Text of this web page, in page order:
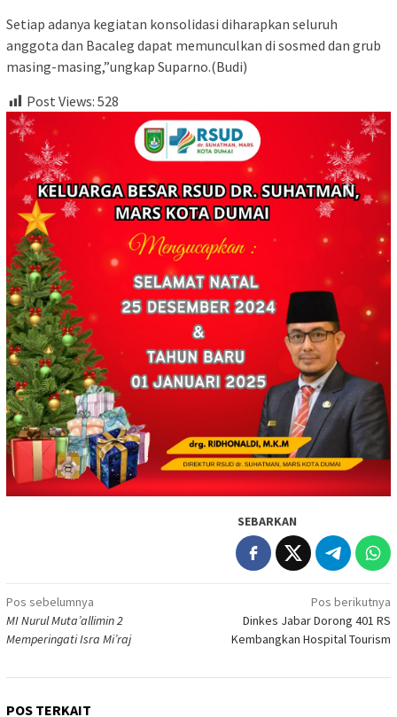
Setiap adanya kegiatan konsolidasi diharapkan seluruh
anggota dan Bacaleg dapat memunculkan di sosmed dan grub
masing-masing,”ungkap Suparno.(Budi)
Post Views: 528
SEBARKAN
Navigasi
pos
Pos sebelumnya
MI Nurul Muta’allimin 2
Memperingati Isra Mi’raj
Pos berikutnya
Dinkes Jabar Dorong 401 RS
Kembangkan Hospital Tourism
POS TERKAIT